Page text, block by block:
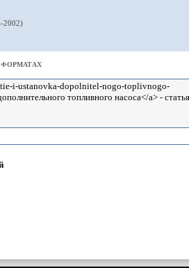
2002)
ФОРМАТАХ